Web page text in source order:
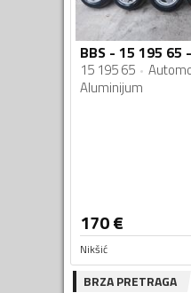
15 195 65
Aluminijum
170€
Nikšić
BRZA PRETRAGA